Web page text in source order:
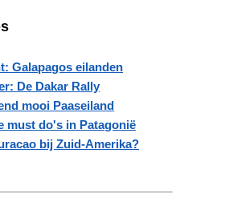
Galapagos eilanden
De Dakar Rally
mooi Paaseiland
must do's in Patagonië
bij Zuid-Amerika?